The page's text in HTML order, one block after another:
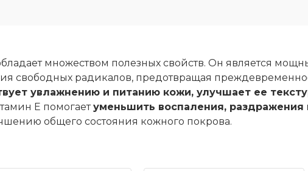
множеством полезных свойств. Он является
свободных радикалов, предотвращая
увлажнению и питанию кожи, улучшает ее
Е помогаетуменьшить воспаления, раздражения
общего состояния кожного покрова.